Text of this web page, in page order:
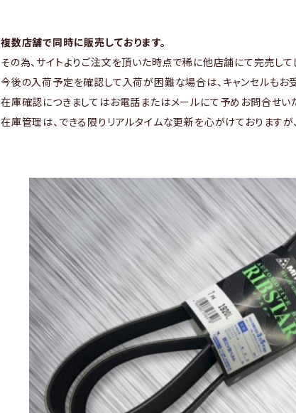
複数店舗で同時に販売しております。
その為、サイトよりご注文を頂いた時点で稀に他店舗にて完売して
今後の入荷予定を確認して入荷が困難な場合は、キャンセルもお
在庫確認につきましてはお電話またはメールにて予めお問合せい
在庫管理は、できる限りリアルタイムな更新を心がけております